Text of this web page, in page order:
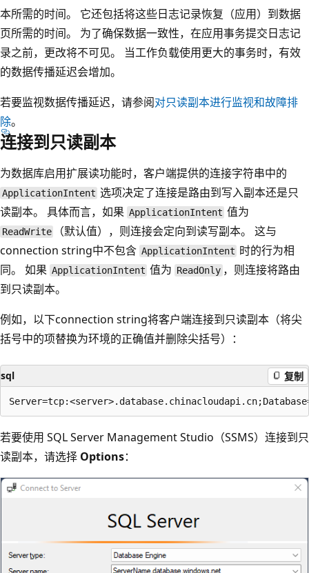
本所需的时间。 它还包括将这些日志记录恢复（应用）到数据
页所需的时间。 为了确保数据一致性，在应用事务提交日志记
录之前，更改将不可见。 当工作负载使用更大的事务时，有效
的数据传播延迟会增加。
若要监视数据传播延迟，请参阅对只读副本进行监视和故障排
除。
连接到只读副本
为数据库启用扩展读功能时，客户端提供的连接字符串中的
ApplicationIntent 选项决定了连接是路由到写入副本还是只
读副本。 具体而言，如果 ApplicationIntent 值为
ReadWrite
（默认值），则连接会定向到读写副本。 这与
connection string中不包含 ApplicationIntent 时的行为相
同。 如果 ApplicationIntent 值为 ReadOnly ，则连接将路由
到只读副本。
例如，以下connection string将客户端连接到只读副本（将尖
括号中的项替换为环境的正确值并删除尖括号）：
sql 复制
若要使用 SQL Server Management Studio（SSMS）连接到只
读副本，请选择 Options：